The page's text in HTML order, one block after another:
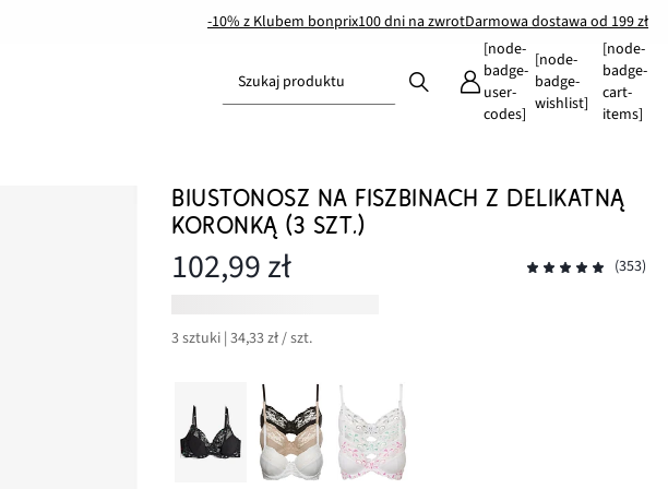
-10% z Klubem bonprix100 dni na zwrotDarmowa dostawa od 199 zł
Szukaj produktu
[node-
badge-
user-
codes]
[node-
badge-
wishlist]
[node-
badge-
cart-
items]
BIUSTONOSZ NA FISZBINACH Z DELIKATNĄ
KORONKĄ (3 SZT.)
102,99 zł (353)
3 sztuki | 34,33 zł / szt.